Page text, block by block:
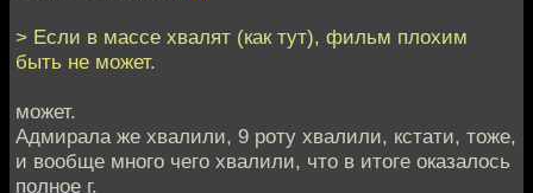
> Если в массе хвалят (как тут), фильм плохим
быть не может.
может.
Адмирала же хвалили, 9 роту хвалили, кстати, тоже,
и вообще много чего хвалили, что в итоге оказалось
полное г.